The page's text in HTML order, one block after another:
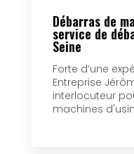
Débarras de
service de
Seine
Forte d’une
Entreprise
interlocuteur
machines